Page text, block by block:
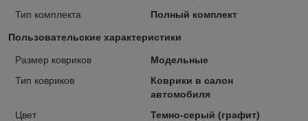
Тип комплекта
Полный комплект
Пользовательские характеристики
Размер ковриков
Модельные
Тип ковриков
Коврики в салон
автомобиля
Цвет
Темно-серый (графит)